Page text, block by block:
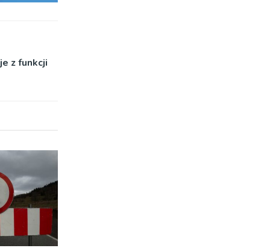
z funkcji